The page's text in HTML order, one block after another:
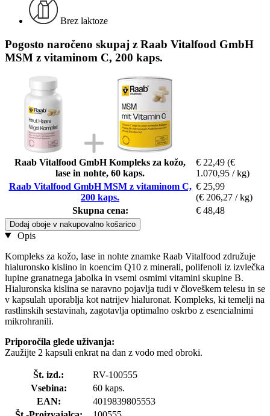
Brez laktoze
Pogosto naročeno skupaj z Raab Vitalfood GmbH
MSM z vitaminom C, 200 kaps.
Raab Vitalfood GmbH Kompleks za kožo,
lase in nohte, 60 kaps.
€ 22,49 (€
1.070,95 / kg)
Raab Vitalfood GmbH MSM z vitaminom C,
200 kaps.
€ 25,99
(€ 206,27 / kg)
Skupna cena:
€ 48,48
Dodaj oboje v nakupovalno košarico
Opis
Kompleks za kožo, lase in nohte znamke Raab Vitalfood združuje
hialuronsko kislino in koencim Q10 z minerali, polifenoli iz izvlečka
lupine granatnega jabolka in vsemi osmimi vitamini skupine B.
Hialuronska kislina se naravno pojavlja tudi v človeškem telesu in se
v kapsulah uporablja kot natrijev hialuronat. Kompleks, ki temelji na
rastlinskih sestavinah, zagotavlja optimalno oskrbo z esencialnimi
mikrohranili.
Priporočila glede uživanja:
Zaužijte 2 kapsuli enkrat na dan z vodo med obroki.
Št. izd.:
RV-100555
Vsebina:
60 kaps.
EAN:
4019839805553